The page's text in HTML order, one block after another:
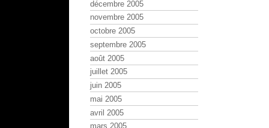
décembre 2005
novembre 2005
octobre 2005
septembre 2005
août 2005
juillet 2005
juin 2005
mai 2005
avril 2005
mars 2005